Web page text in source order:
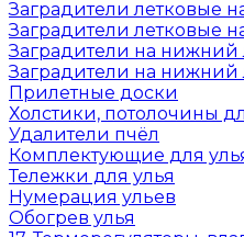
Заградители летковые
Заградители летковые
Заградители на нижний
Заградители на нижний
Прилетные доски
Холстики, потолочины
Удалители пчёл
Комплектующие для
Тележки для улья
Нумерация ульев
Обогрев улья